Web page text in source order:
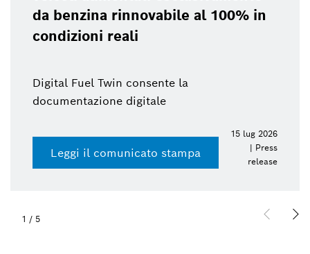
da benzina rinnovabile al 100% in
condizioni reali
Digital Fuel Twin consente la
documentazione digitale
Leggi il comunicato stampa
15 lug 2026
| Press
release
1 / 5